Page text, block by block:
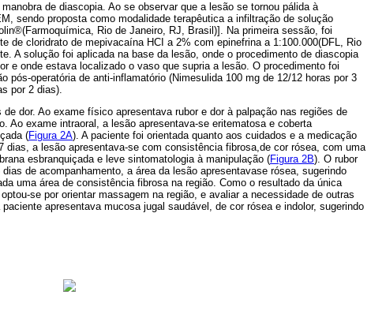
de diascopia. Ao se observar que a lesão se tornou pálida à
sendo proposta como modalidade terapêutica a infiltração de solução
Rio de Janeiro, RJ, Brasil)]. Na primeira sessão, foi
de cloridrato de mepivacaína HCI a 2% com epinefrina a 1:100.000(DFL, Rio
A solução foi aplicada na base da lesão, onde o procedimento de diascopia
e onde estava localizado o vaso que supria a lesão. O procedimento foi
pós-operatória de anti-inflamatório (Nimesulida 100 mg de 12/12 horas por 3
por 2 dias).
dor. Ao exame físico apresentava rubor e dor à palpação nas regiões de
Ao exame intraoral, a lesão apresentava-se eritematosa e coberta
(Figura 2A). A paciente foi orientada quanto aos cuidados e a medicação
dias, a lesão apresentava-se com consistência fibrosa,de cor rósea, com uma
esbranquiçada e leve sintomatologia à manipulação (Figura 2B). O rubor
de acompanhamento, a área da lesão apresentavase rósea, sugerindo
uma área de consistência fibrosa na região. Como o resultado da única
se por orientar massagem na região, e avaliar a necessidade de outras
apresentava mucosa jugal saudável, de cor rósea e indolor, sugerindo